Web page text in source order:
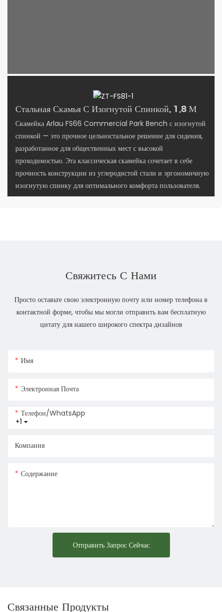
Стальная Скамья С Изогнутой Спинкой, 1,8 М
Скамейка Arlau FS66 Commercial Park Bench с изогнутой
спинкой — это прочное цельностальное решение для сидения,
разработанное для общественных мест с высокой
проходимостью. Эта классическая скамейка сочетает в себе
прочность конструкции из углеродистой стали и эргономичную
изогнутую спинку для оптимального комфорта пользователя.
Свяжитесь С Нами
Просто оставьте свою электронную почту или номер телефона в
контактной форме, чтобы мы могли отправить вам бесплатную
цитату для нашего широкого спектра дизайнов
Имя
Электронная Почта
+1
Телефон/WhatsApp
Компания
Содержание
Отправить Запрос Сейчас
Связанные Продукты